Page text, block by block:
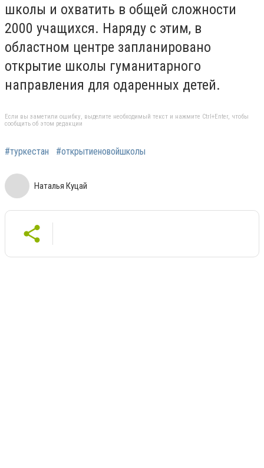
школы и охватить в общей сложности
2000 учащихся. Наряду с этим, в
областном центре запланировано
открытие школы гуманитарного
направления для одаренных детей.
Если вы заметили ошибку, выделите необходимый текст и нажмите Ctrl+Enter, чтобы
сообщить об этом редакции
#туркестан #открытиеновойшколы
Наталья Куцай